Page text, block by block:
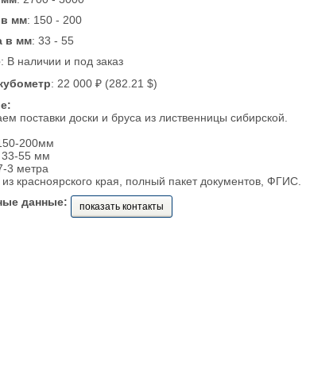
мм: 150 - 200
в мм: 33 - 55
: В наличии и под заказ
: 22 000 ₽ (282.21 $)
поставки доски и бруса из лиственницы сибирской.
200мм
55 мм
3 метра
из красноярского края, полный пакет документов, ФГИС.
данные:
показать контакты